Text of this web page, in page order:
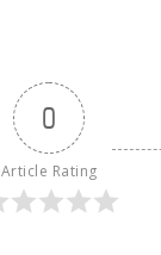
0
Article Rating